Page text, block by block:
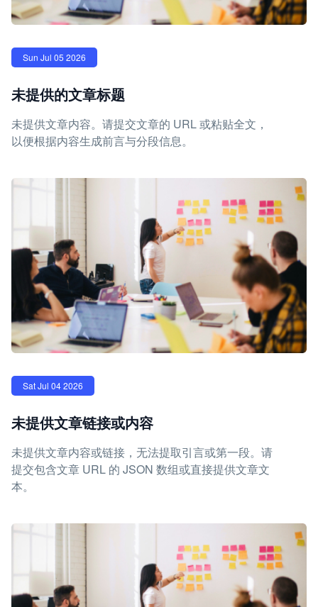
Sun Jul 05 2026
未提供的文章标题
未提供文章内容。请提交文章的 URL 或粘贴全文，
以便根据内容生成前言与分段信息。
Sat Jul 04 2026
未提供文章链接或内容
未提供文章内容或链接，无法提取引言或第一段。请
提交包含文章 URL 的 JSON 数组或直接提供文章文
本。